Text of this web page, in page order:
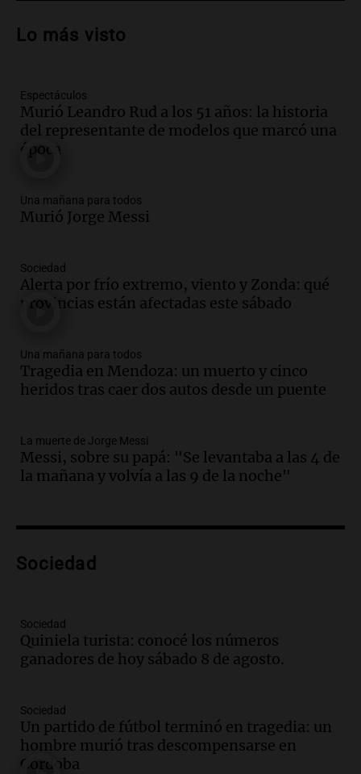
vehículos desde un puente
Audio.
y cinco heridos tras caer dos autos desde
un puente
Una mañana para todos
Audio.Messi llegará esta noche a
Rosario para acompañar a su familia
Episodios
Audio. Ley de Propiedad Privada: el revés
en el Congreso expuso una debilidad
Una mañana para todos
Episodios
Audio.Casabindo se prepara para una
Una mañana para todos
Episodios
Audio.Borges, abogada de Pourrain:
hacerle preguntas y nunca regresó"
Episodios
800 kilos de basura por jornada
Una mañana para todos
Episodios
contrato de Leo con Barcelona
Una mañana para todos
Episodios
Lo más visto
Espectáculos
Murió Leandro Rud a los 51 años: la historia
del representante de modelos que marcó una
época
Una mañana para todos
Murió Jorge Messi
Sociedad
Alerta por frío extremo, viento y Zonda: qué
provincias están afectadas este sábado
Una mañana para todos
Tragedia en Mendoza: un muerto y cinco
heridos tras caer dos autos desde un puente
La muerte de Jorge Messi
Messi, sobre su papá: "Se levantaba a las 4 de
la mañana y volvía a las 9 de la noche"
Sociedad
Sociedad
Quiniela turista: conocé los números
ganadores de hoy sábado 8 de agosto.
Sociedad
Un partido de fútbol terminó en tragedia: un
hombre murió tras descompensarse en
Córdoba